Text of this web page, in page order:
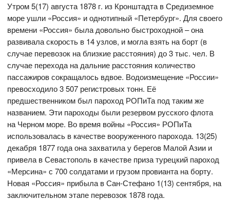
Утром 5(17) августа 1878 г. из Кронштадта в Средиземное
море ушли «Россия» и однотипный «Петербург». Для своего
времени «Россия» была довольно быстроходной – она
развивала скорость в 14 узлов, и могла взять на борт (в
случае перевозок на близкие расстояния) до 3 тыс. чел. В
случае перехода на дальние расстояния количество
пассажиров сокращалось вдвое. Водоизмещение «России»
превосходило 3 507 регистровых тонн. Её
предшественником был пароход РОПиТа под таким же
названием. Эти пароходы были резервом русского флота
на Черном море. Во время войны «Россия» РОПиТа
использовалась в качестве вооруженного парохода. 13(25)
декабря 1877 года она захватила у берегов Малой Азии и
привела в Севастополь в качестве приза турецкий пароход
«Мерсина» с 700 солдатами и грузом провианта на борту.
Новая «Россия» прибыла в Сан-Стефано 1(13) сентября, на
заключительном этапе перевозок 1878 года.